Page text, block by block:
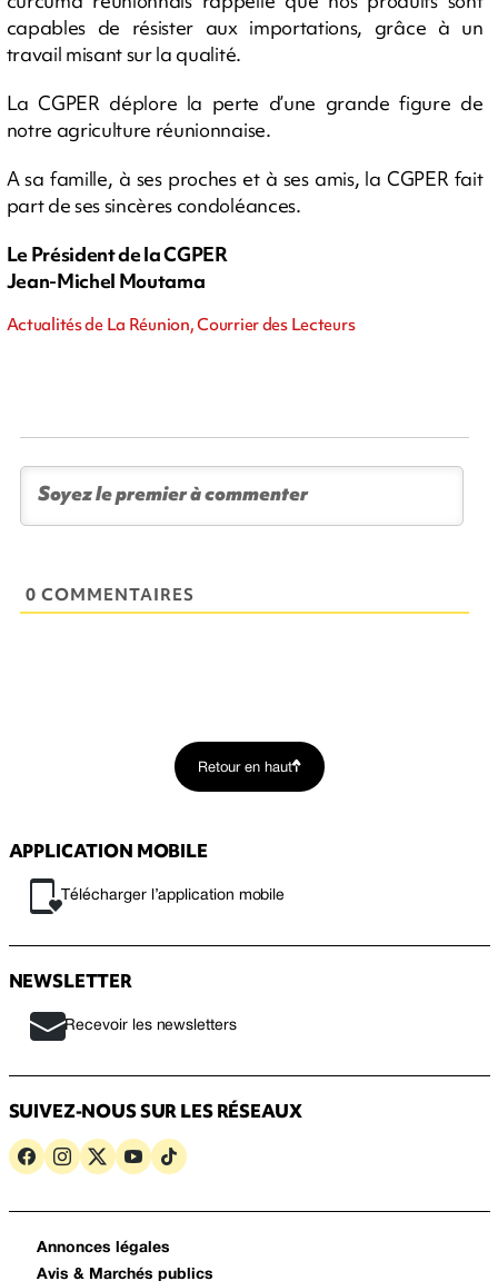
capables de résister aux importations, grâce à un
travail misant sur la qualité.
La CGPER déplore la perte d’une grande figure de
notre agriculture réunionnaise.
A sa famille, à ses proches et à ses amis, la CGPER fait
part de ses sincères condoléances.
Le Président de la CGPER
Jean-Michel Moutama
Actualités de La Réunion, Courrier des Lecteurs
0 COMMENTAIRES
Retour en haut
APPLICATION MOBILE
Télécharger l’application mobile
NEWSLETTER
Recevoir les newsletters
SUIVEZ-NOUS SUR LES RÉSEAUX
Annonces légales
Avis & Marchés publics